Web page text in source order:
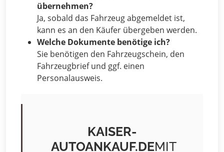
übernehmen?
Ja, sobald das Fahrzeug abgemeldet ist,
kann es an den Käufer übergeben werden.
Welche Dokumente benötige ich?
Sie benötigen den Fahrzeugschein, den
Fahrzeugbrief und ggf. einen
Personalausweis.
KAISER-
AUTOANKAUF.DEMIT